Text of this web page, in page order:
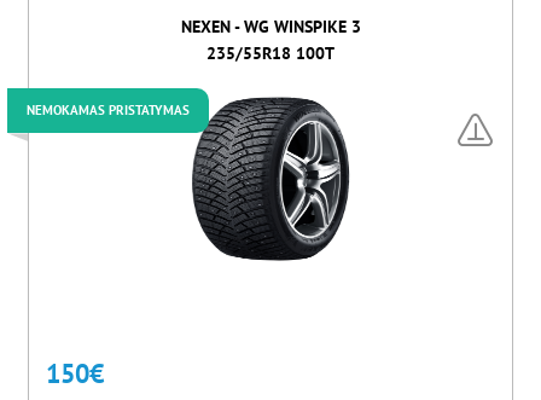
NEXEN - WG WINSPIKE 3
235/55R18 100T
NEMOKAMAS PRISTATYMAS
150€